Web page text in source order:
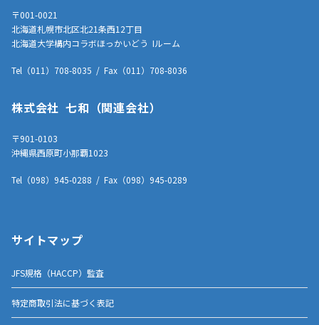
〒001-0021
北海道札幌市北区北21条西12丁目
北海道大学構内コラボほっかいどう Iルーム
Tel（011）708-8035 / Fax（011）708-8036
株式会社 七和（関連会社）
〒901-0103
沖縄県西原町小那覇1023
Tel（098）945-0288 / Fax（098）945-0289
サイトマップ
JFS規格（HACCP）監査
特定商取引法に基づく表記